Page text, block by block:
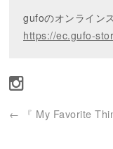
gufoのオンライン
https://ec.gufo-
← 『 My Favorite